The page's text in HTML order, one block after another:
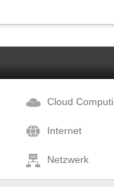
Cloud
Internet
Netzwerk